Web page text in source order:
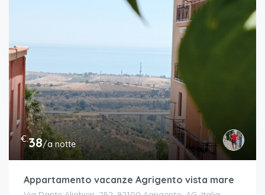
€.38/a notte
Appartamento vacanze Agrigento vista mare